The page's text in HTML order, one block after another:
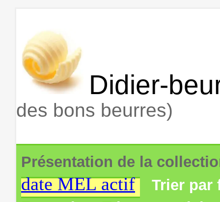
Didier-
des bons beurres)
Présentation de la
date MEL actif
Trier par